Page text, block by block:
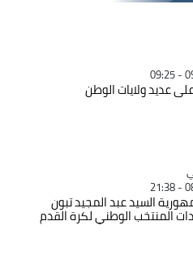
عديد ولايات الوطن
السيد عبد المجيد تبون
المنتخب الوطني لكرة القدم